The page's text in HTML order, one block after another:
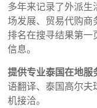
多年来记录了外派生
场发展、贸易代购商
排名在搜寻结果第一
信息。
提供专业泰国在地服
语翻译、泰国高尔夫
机接洽。